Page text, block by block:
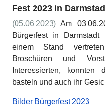
Fest 2023 in
(05.06.2023)Am
Bürgerfest in
einem Stand
Broschüren und
Interessierten,
basteln und auch ihr
Bilder Bürgerfest 2023